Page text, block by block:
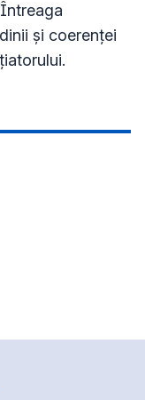
și coerenței